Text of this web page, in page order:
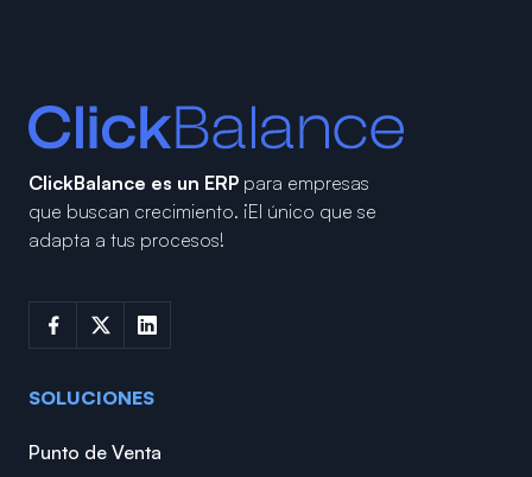
ClickBalance es un ERP para empresas
que buscan crecimiento. ¡El único que se
adapta a tus procesos!
SOLUCIONES
Punto de Venta